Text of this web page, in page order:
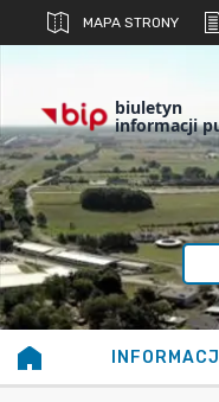
MAPA STRONY
biuletyn
informacji